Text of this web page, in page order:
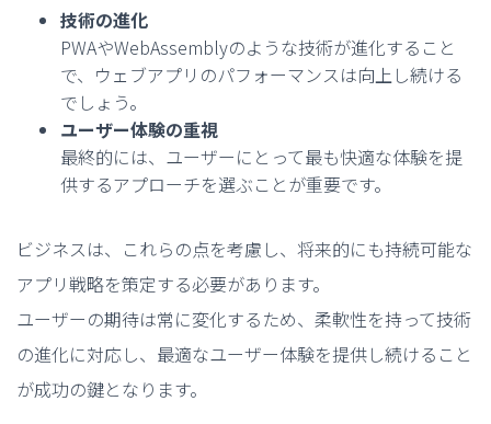
技術の進化
PWAやWebAssemblyのような技術が進化すること
で、ウェブアプリのパフォーマンスは向上し続ける
でしょう。
ユーザー体験の重視
最終的には、ユーザーにとって最も快適な体験を提
供するアプローチを選ぶことが重要です。
ビジネスは、これらの点を考慮し、将来的にも持続可能な
アプリ戦略を策定する必要があります。
ユーザーの期待は常に変化するため、柔軟性を持って技術
の進化に対応し、最適なユーザー体験を提供し続けること
が成功の鍵となります。